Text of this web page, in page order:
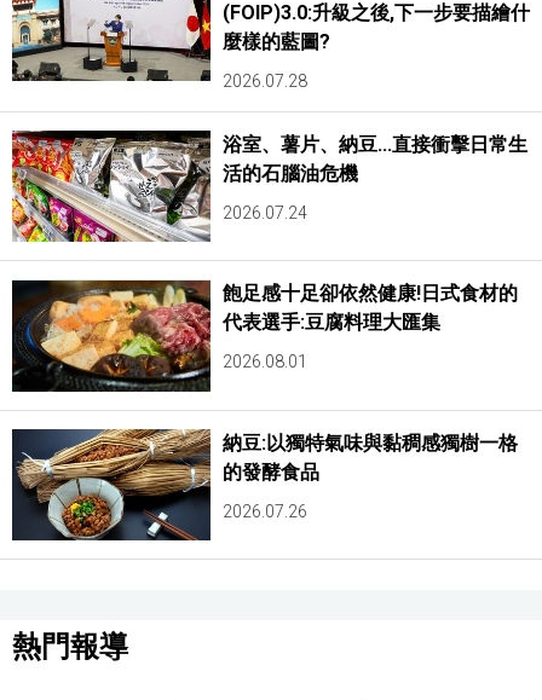
(FOIP)3.0:升級之後,下一步要描繪什
麼樣的藍圖?
2026.07.28
浴室、薯片、納豆...直接衝擊日常生
活的石腦油危機
2026.07.24
飽足感十足卻依然健康!日式食材的
代表選手:豆腐料理大匯集
2026.08.01
納豆:以獨特氣味與黏稠感獨樹一格
的發酵食品
2026.07.26
熱門報導